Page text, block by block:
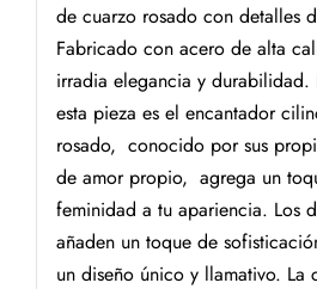
de cuarzo rosado con detalles
Fabricado con acero de alta
irradia elegancia y durabilidad.
esta pieza es el encantador
rosado, conocido por sus
de amor propio, agrega un
feminidad a tu apariencia. Los
añaden un toque de
un diseño único y llamativo. La